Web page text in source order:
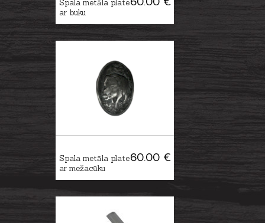
Spala metāla plate
ar buku
60.00 €
Spala metāla plate
ar mežacūku